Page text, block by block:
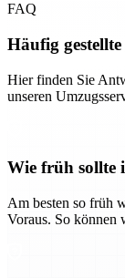
FAQ
Häufig
Hier finden Sie
unseren
Wie früh sollte
Am besten so früh
Voraus. So können